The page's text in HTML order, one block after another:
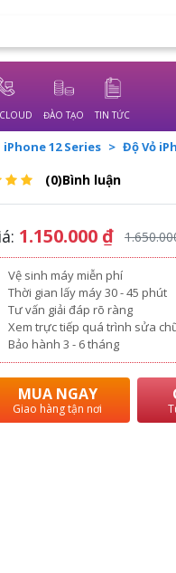
ĐÀO TẠO TIN TỨC
iPhone 12 Series Độ Vỏ
(0)Bình luận
1.150.000 ₫
Vệ sinh máy miễn phí
Thời gian lấy máy 30 - 45 phút
Tư vấn giải đáp rõ ràng
Xem trực tiếp quá trình sửa
Bảo hành 3 - 6 tháng
MUA NGAY
Giao hàng tận nơi